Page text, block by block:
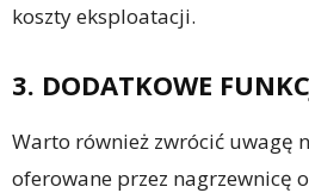
koszty eksploatacji.
3. DODATKOWE
Warto również zwrócić uwagę
oferowane przez nagrzewnicę